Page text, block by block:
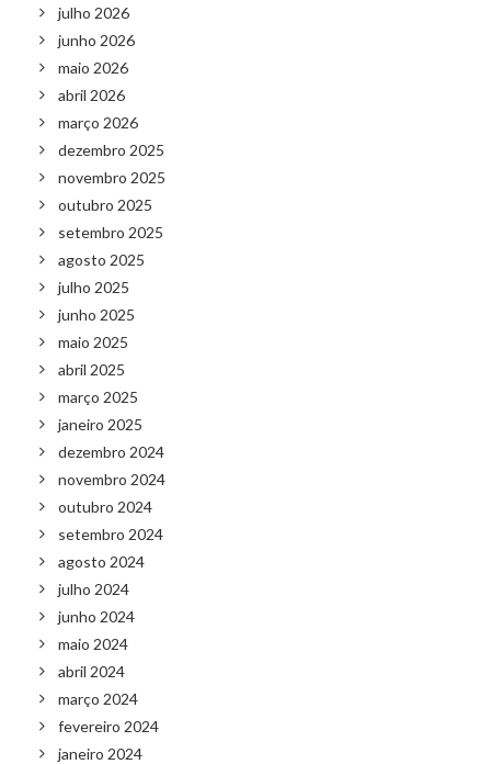
julho 2026
junho 2026
maio 2026
abril 2026
março 2026
dezembro 2025
novembro 2025
outubro 2025
setembro 2025
agosto 2025
julho 2025
junho 2025
maio 2025
abril 2025
março 2025
janeiro 2025
dezembro 2024
novembro 2024
outubro 2024
setembro 2024
agosto 2024
julho 2024
junho 2024
maio 2024
abril 2024
março 2024
fevereiro 2024
janeiro 2024